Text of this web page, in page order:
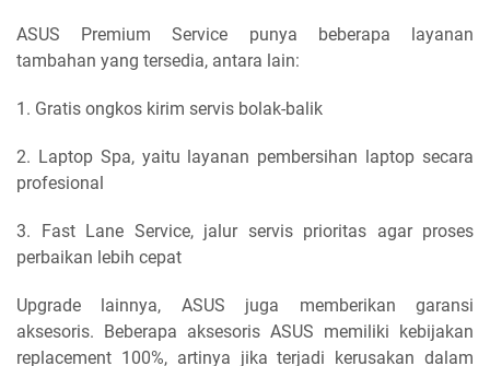
ASUS Premium Service punya beberapa layanan
tambahan yang tersedia, antara lain:
1. Gratis ongkos kirim servis bolak-balik
2. Laptop Spa, yaitu layanan pembersihan laptop secara
profesional
3. Fast Lane Service, jalur servis prioritas agar proses
perbaikan lebih cepat
Upgrade lainnya, ASUS juga memberikan garansi
aksesoris. Beberapa aksesoris ASUS memiliki kebijakan
replacement 100%, artinya jika terjadi kerusakan dalam